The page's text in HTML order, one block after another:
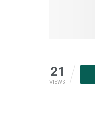
21
VIEWS